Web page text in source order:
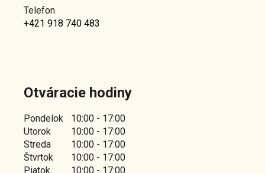
Telefon
+421 918 740 483
Otváracie hodiny
Pondelok
10:00 - 17:00
Utorok
10:00 - 17:00
Streda
10:00 - 17:00
Štvrtok
10:00 - 17:00
Piatok
10:00 - 17:00